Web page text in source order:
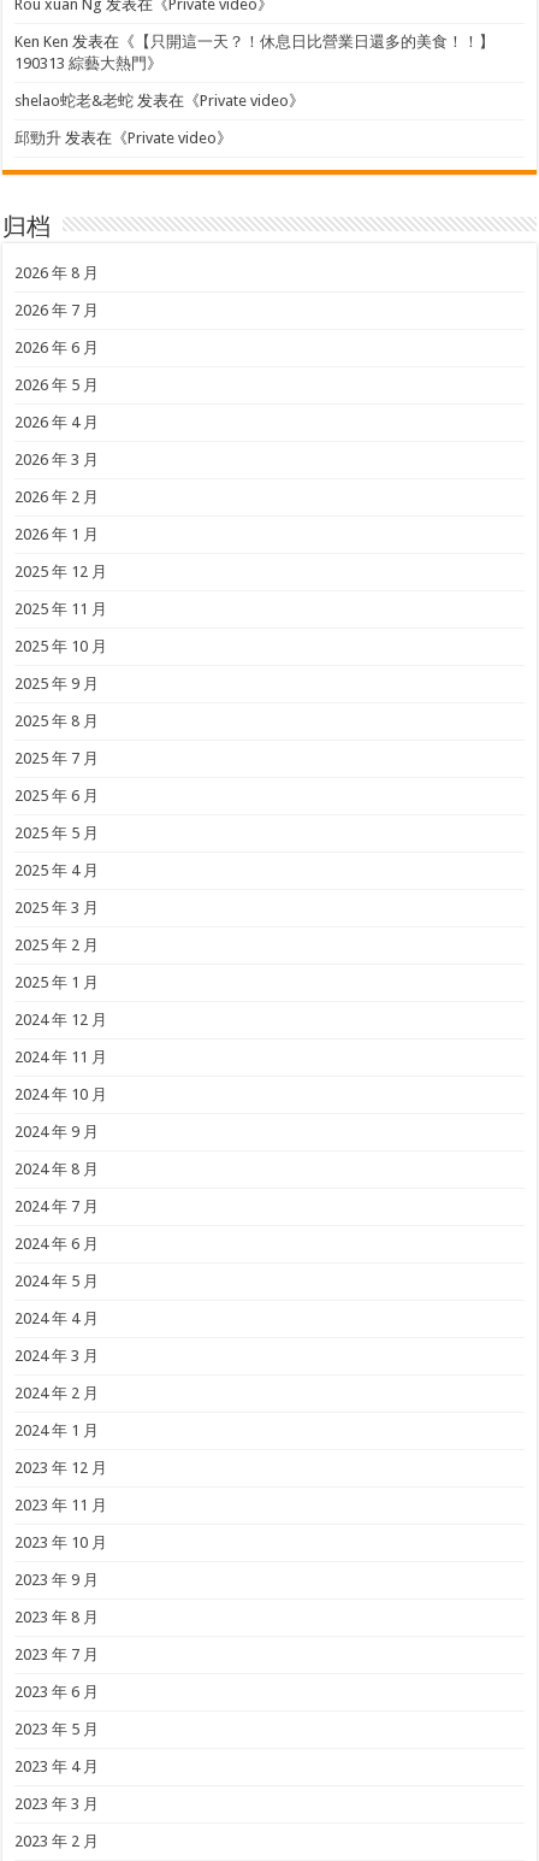
Rou xuan Ng 发表在《Private video》
Ken Ken 发表在《 【只開這一天？！休息日比營業日還多的美食！！】
190313 綜藝大熱門 》
shelao蛇老&老蛇 发表在《Private video》
邱勁升 发表在《Private video》
归档
2026 年 8 月
2026 年 7 月
2026 年 6 月
2026 年 5 月
2026 年 4 月
2026 年 3 月
2026 年 2 月
2026 年 1 月
2025 年 12 月
2025 年 11 月
2025 年 10 月
2025 年 9 月
2025 年 8 月
2025 年 7 月
2025 年 6 月
2025 年 5 月
2025 年 4 月
2025 年 3 月
2025 年 2 月
2025 年 1 月
2024 年 12 月
2024 年 11 月
2024 年 10 月
2024 年 9 月
2024 年 8 月
2024 年 7 月
2024 年 6 月
2024 年 5 月
2024 年 4 月
2024 年 3 月
2024 年 2 月
2024 年 1 月
2023 年 12 月
2023 年 11 月
2023 年 10 月
2023 年 9 月
2023 年 8 月
2023 年 7 月
2023 年 6 月
2023 年 5 月
2023 年 4 月
2023 年 3 月
2023 年 2 月